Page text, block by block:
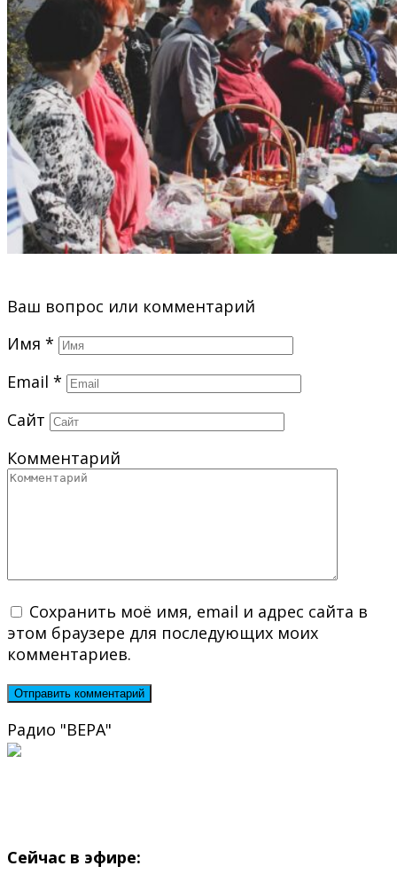
Ваш вопрос или комментарий
Имя *
Email *
Сайт
Комментарий
Сохранить моё имя, email и адрес сайта в
этом браузере для последующих моих
комментариев.
Радио "ВЕРА"
Сейчас в эфире: